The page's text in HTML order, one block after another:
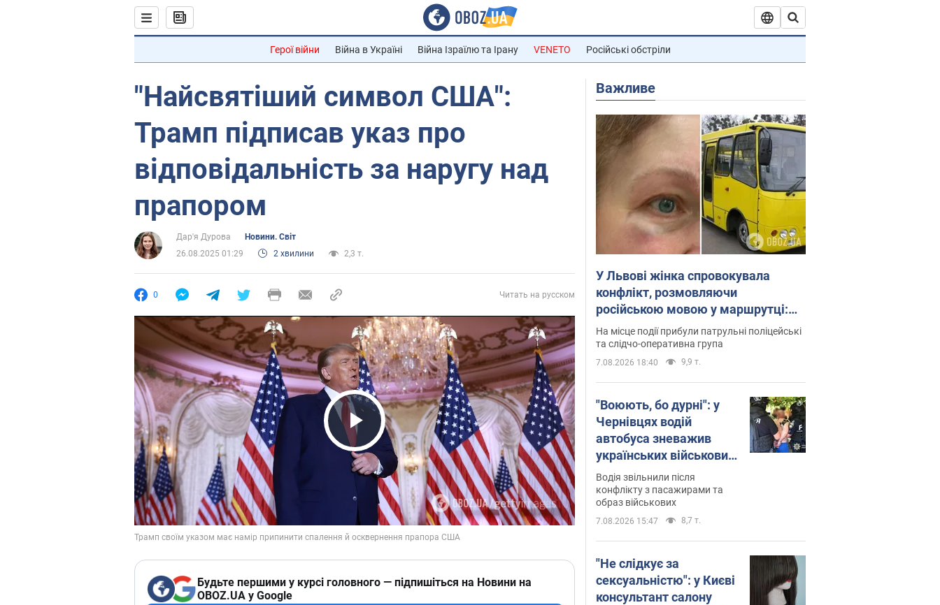
Герої війни Війна в Україні Війна Ізраїлю та Ірану VENETO Російські обстріли
"Найсвятіший символ США":
Трамп підписав указ про
відповідальність за наругу над
прапором
Дар'я Дурова
Новини. Світ
26.08.2025 01:29
2 хвилини 2,3 т.
0 Читать на русском
Play Video
Будьте першими у курсі головного — підпишіться на Новини на
OBOZ.UA у Google
Важливе
У Львові жінка спровокувала
конфлікт, розмовляючи
російською мовою у маршрутці:
поліція склала адмінпротокол.
Відео
На місце події прибули патрульні поліцейські
та слідчо-оперативна група
7.08.2026 18:40 9,9 т.
"Воюють, бо дурні": у
Чернівцях водій
автобуса зневажив
українських військових
і поплатився. Відео
Водія звільнили після
конфлікту з пасажирами та
образ військових
7.08.2026 15:47 8,7 т.
"Не слідкує за
сексуальністю": у Києві
консультант салону